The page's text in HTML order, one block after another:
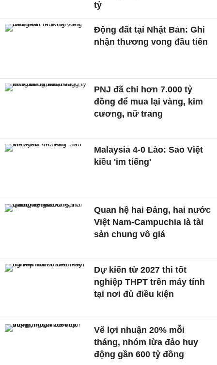
tỷ
Động đất tại Nhật Bản: Ghi
nhận thương vong đầu tiên
PNJ đã chi hơn 7.000 tỷ
đồng để mua lại vàng, kim
cương, nữ trang
Malaysia 4-0 Lào: Sao Việt
kiều 'im tiếng'
Quan hệ hai Đảng, hai nước
Việt Nam-Campuchia là tài
sản chung vô giá ​
Dự kiến từ 2027 thi tốt
nghiệp THPT trên máy tính
tại nơi đủ điều kiện
Vẽ lợi nhuận 20% mỗi
tháng, nhóm lừa đảo huy
động gần 600 tỷ đồng